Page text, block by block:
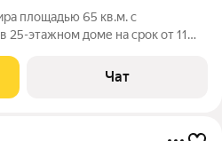
площадью 65 кв.м. с
25-этажном доме на срок от 11
Чат